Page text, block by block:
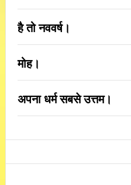
है तो नववर्ष।
मोह।
अपना धर्म सबसे उत्तम।